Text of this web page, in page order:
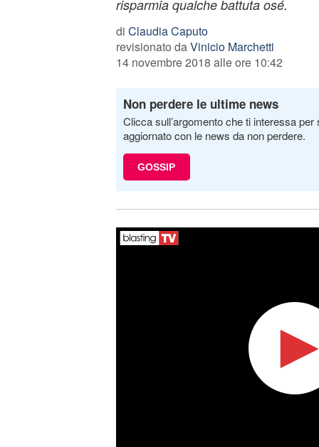
risparmia qualche battuta osé.
di Claudia Caputo
revisionato daVinicio Marchetti
14 novembre 2018 alle ore 10:42
Non perdere le ultime news
Clicca sull’argomento che ti interessa
aggiornato con le news da non perdere.
GOSSIP